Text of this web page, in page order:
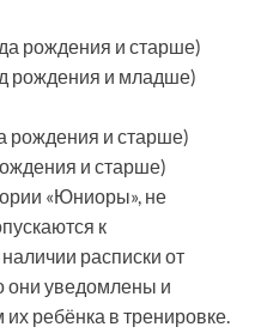
рождения и старше)
рождения и младше)
рождения и старше)
и старше)
«Юниоры», не
к
расписки от
они уведомлены и
их ребёнка в тренировке.